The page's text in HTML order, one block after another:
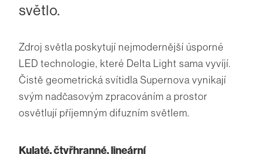
světlo.
Zdroj světla poskytují nejmodernější úsporné
LED technologie, které Delta Light sama vyvíjí.
Čistě geometrická svítidla Supernova vynikají
svým nadčasovým zpracováním a prostor
osvětlují příjemným difuzním světlem.
Kulaté, čtyřhranné, lineární